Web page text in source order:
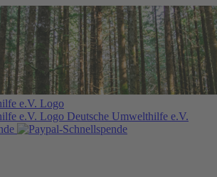
Deutsche Umwelthilfe e.V.